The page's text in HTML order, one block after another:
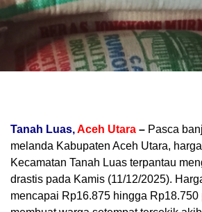
Tanah Luas,Aceh Utara – Pasca
melanda Kabupaten Aceh Utara,
Kecamatan Tanah Luas terpantau
drastis pada Kamis (11/12/2025).
mencapai Rp16.875 hingga Rp18.750